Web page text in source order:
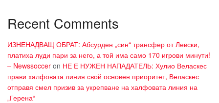
Recent Comments
ИЗНЕНАДВАЩ ОБРАТ: Абсурден „син“ трансфер от Левски,
платиха луди пари за него, а той има само 170 игрови минути!
– Newssoccer on НЕ Е НУЖЕН НАПАДАТЕЛЬ: Хулио Веласкес
прави халфовата линия свой основен приоритет, Веласкес
отправя смел призив за укрепване на халфовата линия на
„Герена“